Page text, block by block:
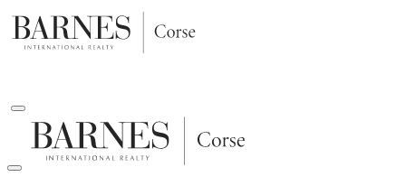
Aller
au
contenu